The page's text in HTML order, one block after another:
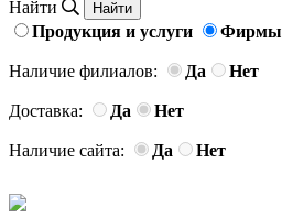
Найти
Продукция и услуги
Фирмы
Наличие филиалов: Да Нет
Доставка: Да Нет
Наличие сайта: Да Нет